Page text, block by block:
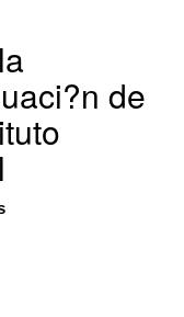
de